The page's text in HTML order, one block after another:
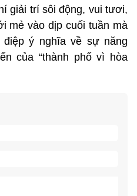
giải trí sôi động, vui tươi,
mẻ vào dịp cuối tuần mà
ý nghĩa về sự năng
của “thành phố vì hòa